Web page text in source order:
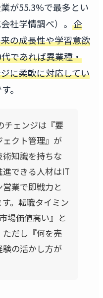
が55.3%で最多とい
社学情調べ）。 企
の成長性や学習意欲
であれば異業種・
に柔軟に対応してい
。
チェンジは『要
クト管理』が
知識を持ちな
できる人材はIT
業で即戦力と
。転職タイミン
場価値高い』と
だし『何を売
験の活かし方が